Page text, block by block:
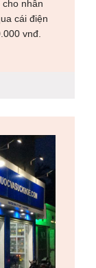
nhân
cái điện
vnđ.